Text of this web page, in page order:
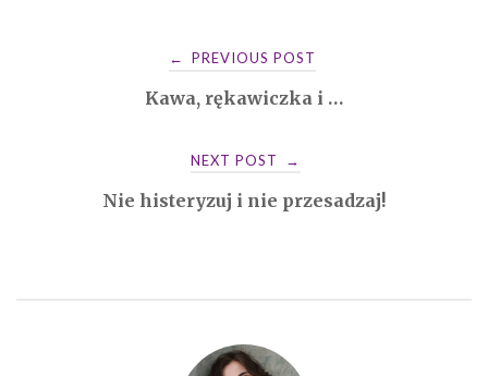
navigation
← PREVIOUS POST
Kawa, rękawiczka i …
NEXT POST →
Nie histeryzuj i nie przesadzaj!